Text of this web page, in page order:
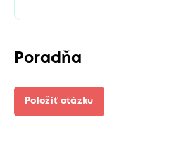
Poradňa
Položiť otázku